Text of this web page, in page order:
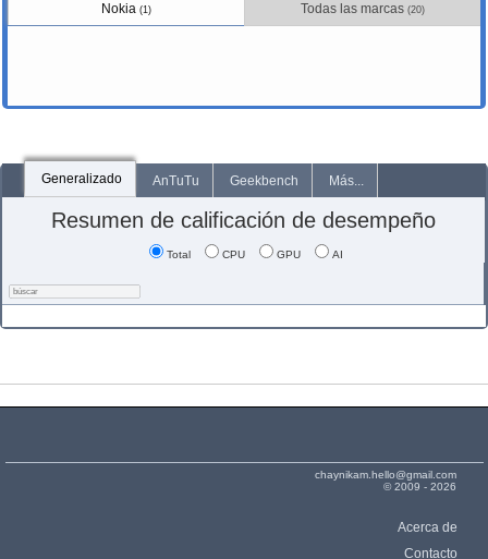
Nokia (1) Todas las marcas (20)
Generalizado AnTuTu Geekbench Más...
Resumen de calificación de desempeño
Total CPU GPU AI
chaynikam.hello@gmail.com
© 2009 - 2026
Acerca de
Contacto